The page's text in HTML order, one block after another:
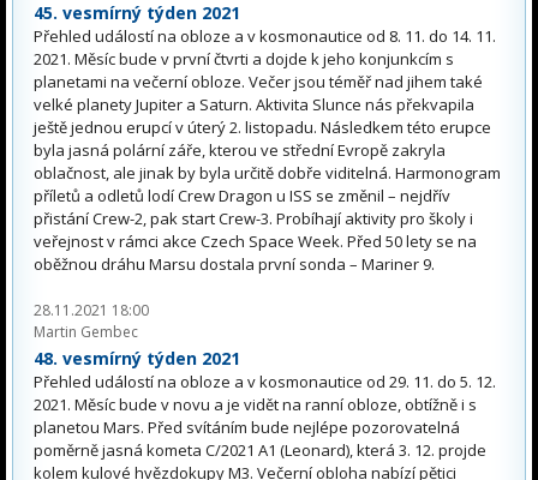
45. vesmírný týden 2021
Přehled událostí na obloze a v kosmonautice od 8. 11. do 14. 11.
2021. Měsíc bude v první čtvrti a dojde k jeho konjunkcím s
planetami na večerní obloze. Večer jsou téměř nad jihem také
velké planety Jupiter a Saturn. Aktivita Slunce nás překvapila
ještě jednou erupcí v úterý 2. listopadu. Následkem této erupce
byla jasná polární záře, kterou ve střední Evropě zakryla
oblačnost, ale jinak by byla určitě dobře viditelná. Harmonogram
příletů a odletů lodí Crew Dragon u ISS se změnil – nejdřív
přistání Crew-2, pak start Crew-3. Probíhají aktivity pro školy i
veřejnost v rámci akce Czech Space Week. Před 50 lety se na
oběžnou dráhu Marsu dostala první sonda – Mariner 9.
28.11.2021 18:00
Martin Gembec
48. vesmírný týden 2021
Přehled událostí na obloze a v kosmonautice od 29. 11. do 5. 12.
2021. Měsíc bude v novu a je vidět na ranní obloze, obtížně i s
planetou Mars. Před svítáním bude nejlépe pozorovatelná
poměrně jasná kometa C/2021 A1 (Leonard), která 3. 12. projde
kolem kulové hvězdokupy M3. Večerní obloha nabízí pětici